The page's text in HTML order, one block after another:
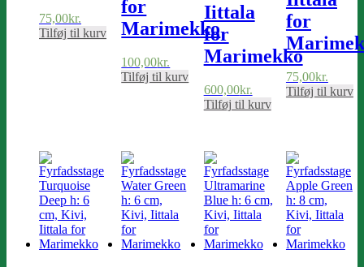
75,00kr.
Tilføj til kurv
for
Marimekko
100,00kr.
Tilføj til kurv
Iittala
for
Marimekko
600,00kr.
Tilføj til kurv
for
75,00kr.
Tilføj til kurv